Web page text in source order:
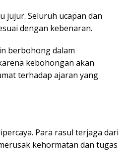
jujur. Seluruh ucapan dan
dengan kebenaran.
berbohong dalam
kebohongan akan
terhadap ajaran yang
Para rasul terjaga dari
kehormatan dan tugas